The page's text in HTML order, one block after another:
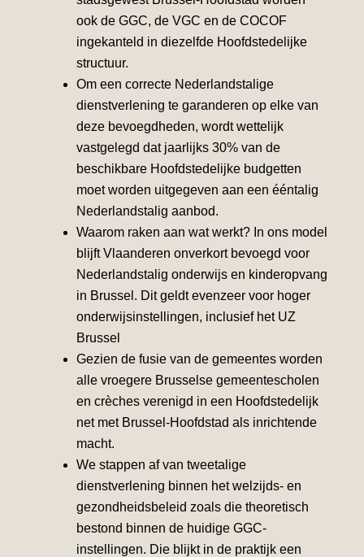
ook de GGC, de VGC en de COCOF
ingekanteld in diezelfde Hoofdstedelijke
structuur.
Om een correcte Nederlandstalige
dienstverlening te garanderen op elke van
deze bevoegdheden, wordt wettelijk
vastgelegd dat jaarlijks 30% van de
beschikbare Hoofdstedelijke budgetten
moet worden uitgegeven aan een ééntalig
Nederlandstalig aanbod.
Waarom raken aan wat werkt? In ons model
blijft Vlaanderen onverkort bevoegd voor
Nederlandstalig onderwijs en kinderopvang
in Brussel. Dit geldt evenzeer voor hoger
onderwijsinstellingen, inclusief het UZ
Brussel
Gezien de fusie van de gemeentes worden
alle vroegere Brusselse gemeentescholen
en crèches verenigd in een Hoofdstedelijk
net met Brussel-Hoofdstad als inrichtende
macht.
We stappen af van tweetalige
dienstverlening binnen het welzijds- en
gezondheidsbeleid zoals die theoretisch
bestond binnen de huidige GGC-
instellingen. Die blijkt in de praktijk een